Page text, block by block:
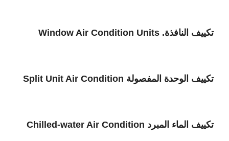
تكييف النافذة. Window Air Condition Units
تكييف الوحدة المفصولة Split Unit Air Condition
تكييف الماء المبرد Chilled-water Air Condition